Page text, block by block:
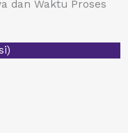
dan Waktu Proses